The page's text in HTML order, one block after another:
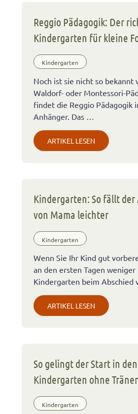
Reggio Pädagogik: Der
Kindergarten für kleine
Kindergarten
Noch ist sie nicht so bekannt
Waldorf- oder Montessori-
findet die Reggio Pädagogik
Anhänger. Das …
ARTIKEL LESEN
Kindergarten: So fällt der
von Mama leichter
Kindergarten
Wenn Sie Ihr Kind gut
an den ersten Tagen
Kindergarten beim Abschied
ARTIKEL LESEN
So gelingt der Start in den
Kindergarten ohne
Kindergarten